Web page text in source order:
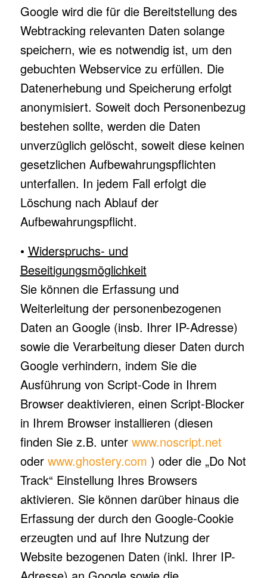
Google wird die für die Bereitstellung des
Webtracking relevanten Daten solange
speichern, wie es notwendig ist, um den
gebuchten Webservice zu erfüllen. Die
Datenerhebung und Speicherung erfolgt
anonymisiert. Soweit doch Personenbezug
bestehen sollte, werden die Daten
unverzüglich gelöscht, soweit diese keinen
gesetzlichen Aufbewahrungspflichten
unterfallen. In jedem Fall erfolgt die
Löschung nach Ablauf der
Aufbewahrungspflicht.
• Widerspruchs- und
Beseitigungsmöglichkeit
Sie können die Erfassung und
Weiterleitung der personenbezogenen
Daten an Google (insb. Ihrer IP-Adresse)
sowie die Verarbeitung dieser Daten durch
Google verhindern, indem Sie die
Ausführung von Script-Code in Ihrem
Browser deaktivieren, einen Script-Blocker
in Ihrem Browser installieren (diesen
finden Sie z.B. unter www.noscript.net
oder www.ghostery.com ) oder die „Do Not
Track“ Einstellung Ihres Browsers
aktivieren. Sie können darüber hinaus die
Erfassung der durch den Google-Cookie
erzeugten und auf Ihre Nutzung der
Website bezogenen Daten (inkl. Ihrer IP-